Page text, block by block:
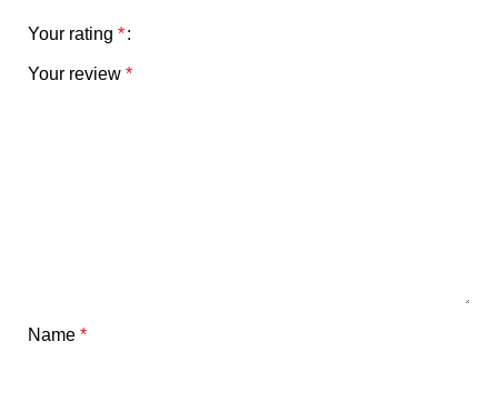
Your rating *
Your review *
Name *